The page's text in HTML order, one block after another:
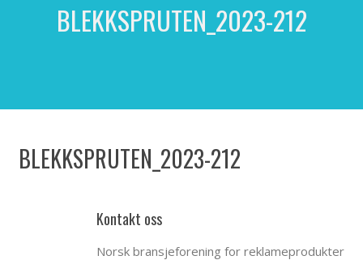
BLEKKSPRUTEN_2023-212
BLEKKSPRUTEN_2023-212
Kontakt oss
Norsk bransjeforening for reklameprodukter